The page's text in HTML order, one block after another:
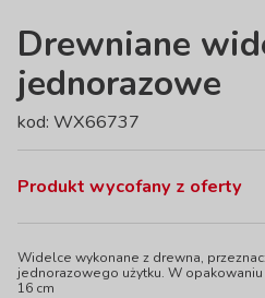
Drewniane
jednorazowe
kod: WX66737
Produkt wycofany z oferty
Widelce wykonane z drewna,
jednorazowego użytku. W opakowaniu
16 cm